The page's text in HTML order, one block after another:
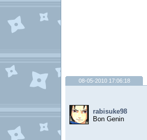
08-05-2010 17:06:18
rabisuke98
Bon Genin